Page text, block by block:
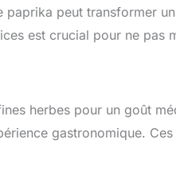
peut transformer
est crucial pour ne pas
herbes pour un goût
gastronomique.